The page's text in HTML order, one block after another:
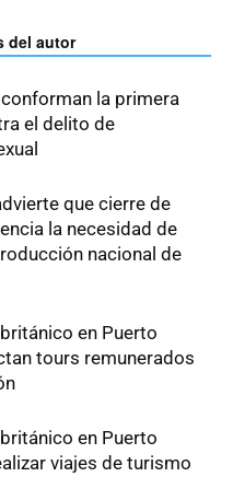
del autor
la primera
el delito de
que cierre de
la necesidad de
nacional de
en Puerto
tours remunerados
en Puerto
viajes de turismo